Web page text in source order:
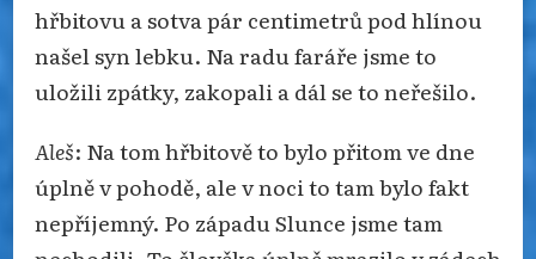
hřbitovu a sotva pár centimetrů pod hlínou
našel syn lebku. Na radu faráře jsme to
uložili zpátky, zakopali a dál se to neřešilo.
Aleš: Na tom hřbitově to bylo přitom ve dne
úplně v pohodě, ale v noci to tam bylo fakt
nepříjemný. Po západu Slunce jsme tam